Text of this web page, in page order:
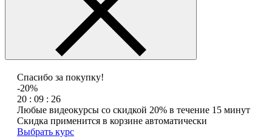
Спасибо за покупку!
-20%
20 : 09 : 26
Любые видеокурсы со скидкой 20% в течение 15 минут
Скидка применится в корзине автоматически
Выбрать курс